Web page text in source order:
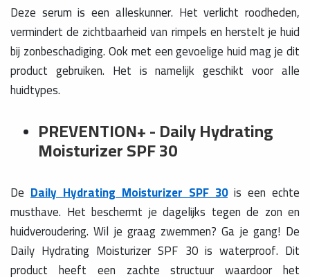
Deze serum is een alleskunner. Het verlicht roodheden,
vermindert de zichtbaarheid van rimpels en herstelt je huid
bij zonbeschadiging. Ook met een gevoelige huid mag je dit
product gebruiken. Het is namelijk geschikt voor alle
huidtypes.
PREVENTION+ - Daily Hydrating
Moisturizer SPF 30
De Daily Hydrating Moisturizer SPF 30 is een echte
musthave. Het beschermt je dagelijks tegen de zon en
huidveroudering. Wil je graag zwemmen? Ga je gang! De
Daily Hydrating Moisturizer SPF 30 is waterproof. Dit
product heeft een zachte structuur waardoor het